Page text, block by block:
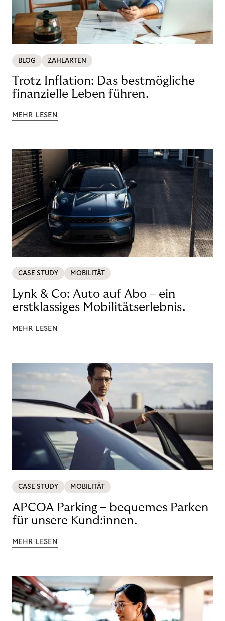
BLOG ZAHLARTEN
Trotz Inflation: Das bestmögliche
finanzielle Leben führen.
MEHR LESEN
CASE STUDY MOBILITÄT
Lynk & Co: Auto auf Abo – ein
erstklassiges Mobilitätserlebnis.
MEHR LESEN
CASE STUDY MOBILITÄT
APCOA Parking – bequemes Parken
für unsere Kund:innen.
MEHR LESEN